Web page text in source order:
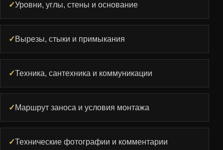
✓Уровни, углы, стены и основание
✓Вырезы, стыки и примыкания
✓Техника, сантехника и коммуникации
✓Маршрут заноса и условия монтажа
✓Технические фотографии и комментарии